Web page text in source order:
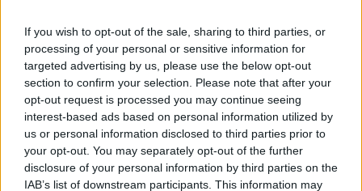
If you wish to opt-out of the sale, sharing to third parties, or
processing of your personal or sensitive information for
targeted advertising by us, please use the below opt-out
section to confirm your selection. Please note that after your
opt-out request is processed you may continue seeing
interest-based ads based on personal information utilized by
us or personal information disclosed to third parties prior to
your opt-out. You may separately opt-out of the further
disclosure of your personal information by third parties on the
IAB’s list of downstream participants. This information may